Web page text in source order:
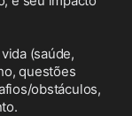
(saúde,
questões
obstáculos,